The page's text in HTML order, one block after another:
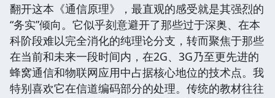
翻开这本《通信原理》，最直观的感受就是其强烈的
“务实”倾向。它似乎刻意避开了那些过于深奥、在本
科阶段难以完全消化的纯理论分支，转而聚焦于那些
在当前和未来一段时间内，在2G、3G乃至更先进的
蜂窝通信和物联网应用中占据核心地位的技术点。我
特别喜欢它在信道编码部分的处理。传统的教材往往